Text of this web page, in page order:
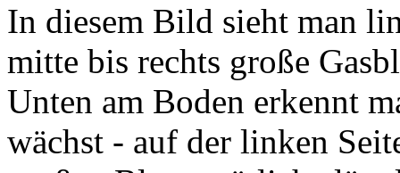
In diesem Bild sieht man
mitte bis rechts große
Unten am Boden erkennt
wächst - auf der linken